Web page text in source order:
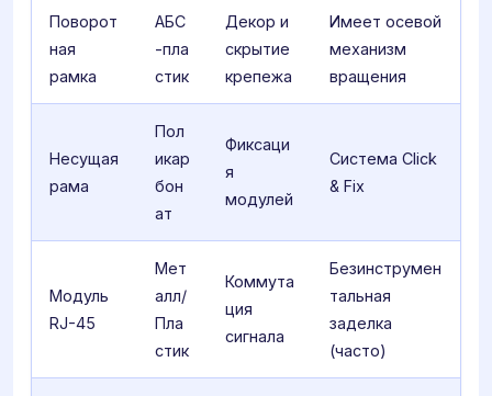
Поворот
ная
рамка
АБС
-пла
стик
Декор и
скрытие
крепежа
Имеет осевой
механизм
вращения
Несущая
рама
Пол
икар
бон
ат
Фиксаци
я
модулей
Система Click
& Fix
Модуль
RJ-45
Мет
алл/
Пла
стик
Коммута
ция
сигнала
Безинструмен
тальная
заделка
(часто)